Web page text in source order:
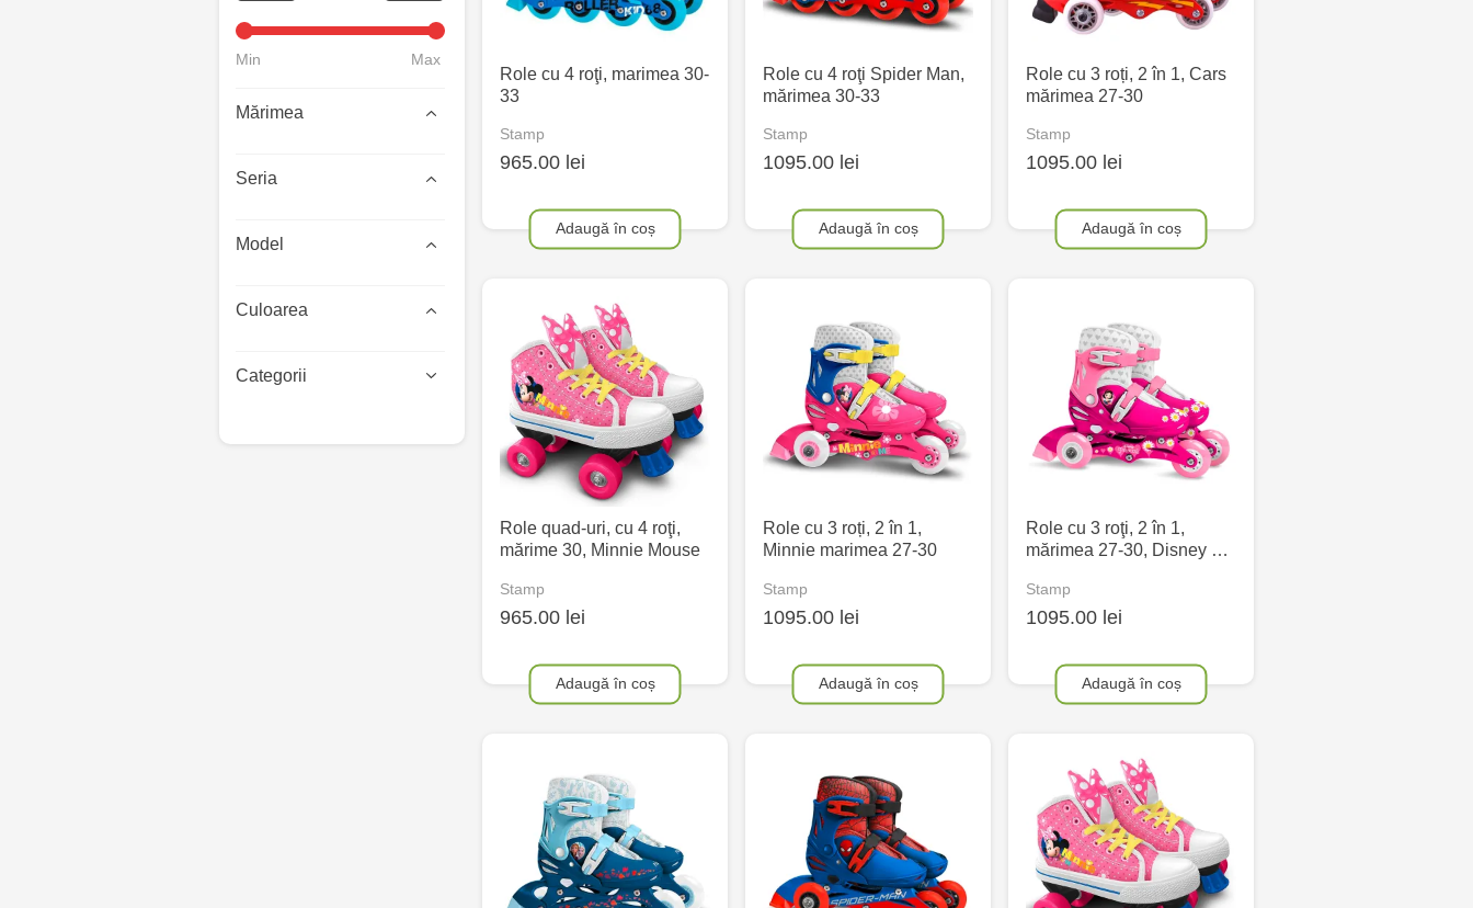
Min Max
Mărimea
Seria
Model
Culoarea
Categorii
Role cu 4 roţi, marimea 30-
33
Stamp
965.00 lei
Adaugă în coș
Role cu 4 roţi Spider Man,
mărimea 30-33
Stamp
1095.00 lei
Adaugă în coș
Role cu 3 roți, 2 în 1, Cars
mărimea 27-30
Stamp
1095.00 lei
Adaugă în coș
Role quad-uri, cu 4 roţi,
mărime 30, Minnie Mouse
Stamp
965.00 lei
Adaugă în coș
Role cu 3 roți, 2 în 1,
Minnie marimea 27-30
Stamp
1095.00 lei
Adaugă în coș
Role cu 3 roţi, 2 în 1,
mărimea 27-30, Disney …
Stamp
1095.00 lei
Adaugă în coș